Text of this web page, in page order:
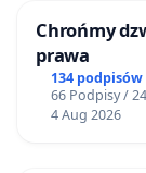
Chrońmy
prawa
134 podpisów
66 Podpisy /
4 Aug 2026